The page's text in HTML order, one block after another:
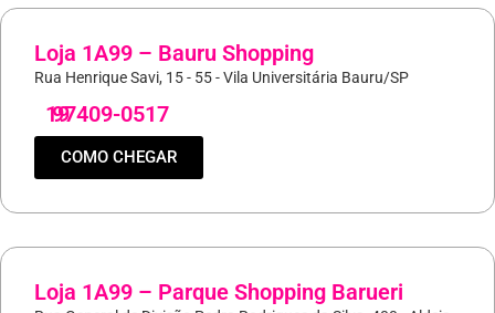
Loja 1A99 – Bauru Shopping
Rua Henrique Savi, 15 - 55 - Vila Universitária Bauru/SP
19
97409-0517
COMO CHEGAR
Loja 1A99 – Parque Shopping Barueri